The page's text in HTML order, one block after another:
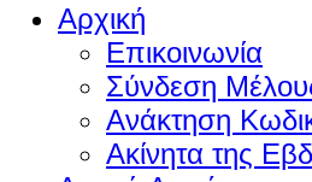
Αρχική
Επικοινωνία
Σύνδεση
Ανάκτηση
Ακίνητα της